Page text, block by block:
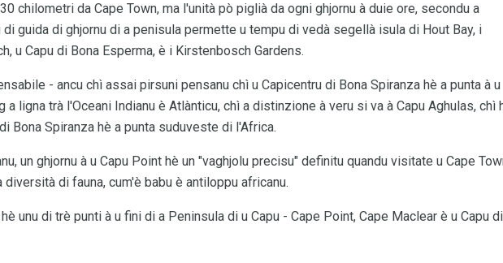
chilometri da Cape Town, ma l'unità pò piglià da ogni ghjornu à duie ore, secondu a
di guida di ghjornu di a penisula permette u tempu di vedà segellà isula di Hout Bay, i
u Capu di Bona Esperma, è i Kirstenbosch Gardens.
- ancu chì assai pirsuni pensanu chì u Capicentru di Bona Spiranza hè a punta à u
a ligna trà l'Oceani Indianu è Atlànticu, chì a distinzione à veru si va à Capu Aghulas, chì
Bona Spiranza hè a punta suduveste di l'Africa.
un ghjornu à u Capu Point hè un "vaghjolu precisu" definitu quandu visitate u Cape
diversità di fauna, cum'è babu è antiloppu africanu.
unu di trè punti à u fini di a Peninsula di u Capu - Cape Point, Cape Maclear è u Capu di